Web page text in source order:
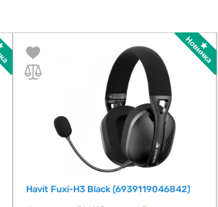
Havit Fuxi-H3 Black (6939119046842)